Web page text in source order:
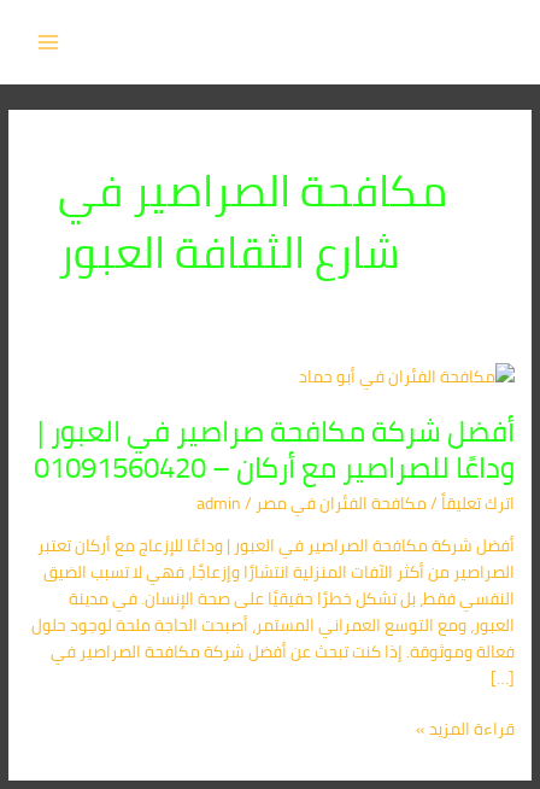
مكافحة الصراصير في
شارع الثقافة العبور
أفضل شركة مكافحة صراصير في العبور |
وداعًا للصراصير مع أركان – 01091560420
اترك تعليقاً/مكافحة الفئران​ في مصر/
admin
أفضل شركة مكافحة الصراصير في العبور | وداعًا للإزعاج مع أركان تعتبر
الصراصير من أكثر الآفات المنزلية انتشارًا وإزعاجًا، فهي لا تسبب الضيق
النفسي فقط، بل تشكل خطرًا حقيقيًا على صحة الإنسان. في مدينة
العبور، ومع التوسع العمراني المستمر، أصبحت الحاجة ملحة لوجود حلول
فعالة وموثوقة. إذا كنت تبحث عن أفضل شركة مكافحة الصراصير في
[…]
أفضل
مكافحة
صراصير
في
العبور
|
وداعًا
للصراصير
مع
أركان
–
01091560420
قراءة المزيد »